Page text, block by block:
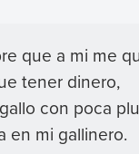
que a mi me
tener dinero,
con poca
en mi gallinero.